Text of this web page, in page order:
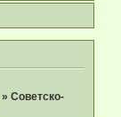
»Советско-